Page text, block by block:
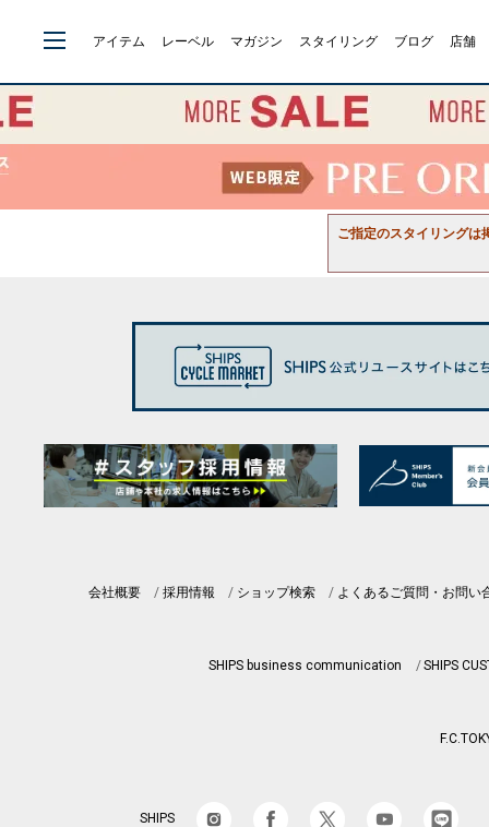
アイテム レーベル マガジン スタイリング ブログ 店舗
ご指定のスタイリングは
会社概要 採用情報 ショップ検索 よくあるご質問・お問い
SHIPS business communication SHIPS
SHIPS